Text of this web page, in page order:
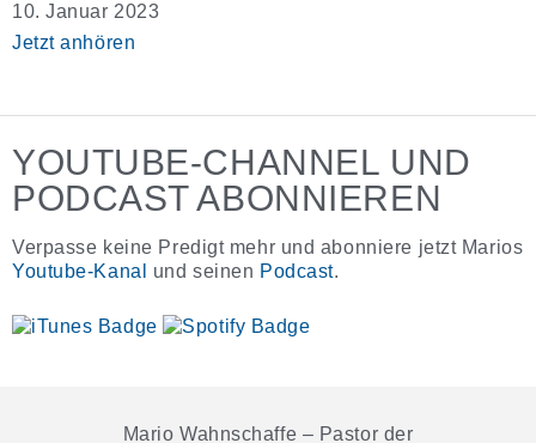
10. Januar 2023
Jetzt anhören
YOUTUBE-CHANNEL UND
PODCAST ABONNIEREN
Verpasse keine Predigt mehr und abonniere jetzt Marios
Youtube-Kanal
und seinen Podcast.
Mario Wahnschaffe – Pastor der